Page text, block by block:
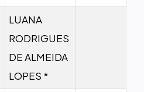
LUANA
RODRIGUES
DE ALMEIDA
LOPES *